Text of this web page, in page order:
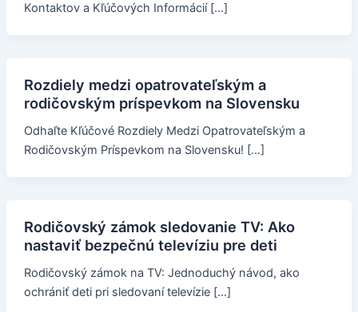
Kontaktov a Kľúčových Informácií […]
Rozdiely medzi opatrovateľským a
rodičovským príspevkom na Slovensku
Odhaľte Kľúčové Rozdiely Medzi Opatrovateľským a
Rodičovským Príspevkom na Slovensku! […]
Rodičovský zámok sledovanie TV: Ako
nastaviť bezpečnú televíziu pre deti
Rodičovský zámok na TV: Jednoduchý návod, ako
ochrániť deti pri sledovaní televízie […]